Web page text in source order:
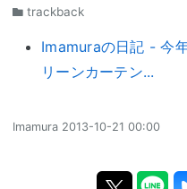
trackback
Imamuraの日記 - 今
リーンカーテン...
Imamura 2013-10-21 00:00